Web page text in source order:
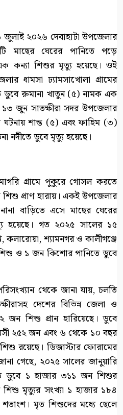
২০২৬ দেবাহাটা উপজেলার
মাছের ঘেরের পানিতে পড়ে
কন্যা শিশুর মৃত্যু হয়েছে। ওই
ধামসা ঢ্যামসাখোলা গ্রামের
ডুবে রুমানা খাতুন (৫) নামক এক
জুন সাতক্ষীরা সদর উপজেলার
ঘটনায় শান্ত (৫) এবং ফাহিম (৩)
নদীতে ডুবে মৃত্যু হয়েছে।
গ্রামে পুকুরে গোসল করতে
প্রাণ হারায়। একই উপজেলার
বাড়িতে এসে মাছের ঘেরের
হয়েছে। গত ২০২৫ সালের ১৫
কলারোয়া, শ্যামনগর ও কালীগঞ্জে
ও ১ জন কিশোর পানিতে ডুবে
থেকে জানা যায়, চলতি
দেশের বিভিন্ন জেলা ও
শিশু প্রান হারিয়েছে। ডুবে
২৫২ জন এবং ৬ থেকে ১০ বছর
রয়েছে। ডিজাস্টার ফোরামের
গেছে, ২০২৫ সালের জানুয়ারি
ডুবে ১ হাজার ৩১১ জন শিশুর
শিশু মৃত্যুর সংখ্যা ১ হাজার ১৮৪
মৃত শিশুদের মধ্যে ছেলে